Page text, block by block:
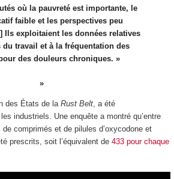
où la pauvreté est importante, le
faible et les perspectives peu
Ils exploitaient les données relatives
du travail et à la fréquentation des
des douleurs chroniques. »
des États de la Rust Belt, a été
industriels. Une enquête a montré qu’entre
comprimés et de pilules d’oxycodone et
prescrits, soit l’équivalent de 433 pour chaque